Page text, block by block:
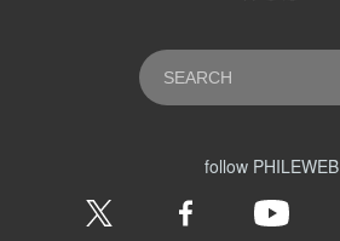
follow PHILEWEB